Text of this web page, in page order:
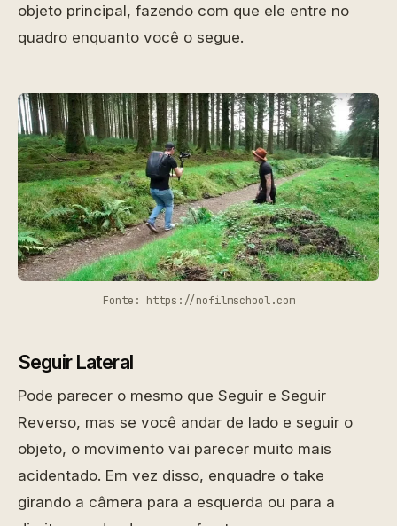
objeto principal, fazendo com que ele entre no
quadro enquanto você o segue.
Fonte: https://nofilmschool.com
Seguir Lateral
Pode parecer o mesmo que Seguir e Seguir
Reverso, mas se você andar de lado e seguir o
objeto, o movimento vai parecer muito mais
acidentado. Em vez disso, enquadre o take
girando a câmera para a esquerda ou para a